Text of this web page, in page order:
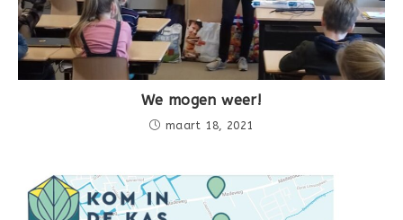
We mogen weer!
maart 18, 2021